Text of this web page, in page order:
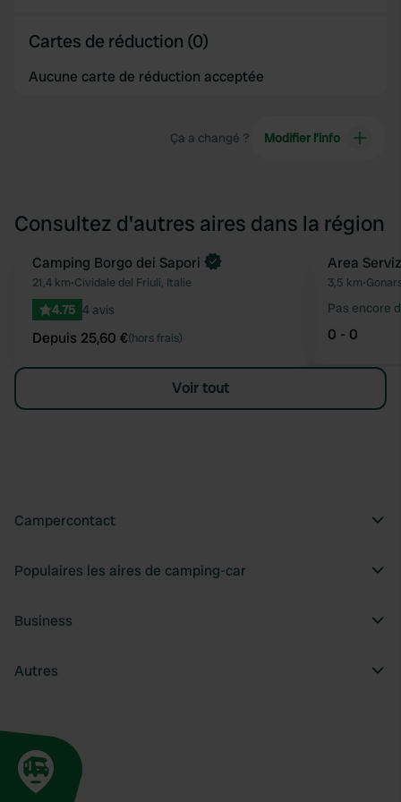
Cartes de réduction (0)
Aucune carte de réduction acceptée
Ça a changé ? Modifier l’info
Consultez d'autres aires dans la région
Préféré
Reserve maintenant
Camping Borgo dei Sapori
21,4 km•Cividale del Friuli, Italie
4.75 4 avis
Depuis 25,60 €(hors frais)
Area
3,5 km•
Pas encore
0 - 0
Voir tout
Campercontact
Populaires les aires de camping-car
Business
Autres